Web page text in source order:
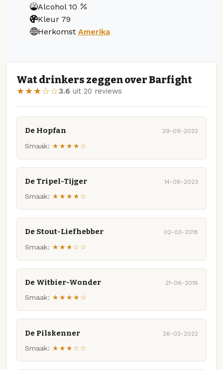
Alcohol 10
Kleur 79
Herkomst Amerika
Wat drinkers zeggen over Barfight
★★★☆☆3.6 uit 20 reviews
De Hopfan 29-09-2022
Smaak: ★★★★☆
De Tripel-Tijger 14-08-2023
Smaak: ★★★★☆
De Stout-Liefhebber 02-03-2018
Smaak: ★★★☆☆
De Witbier-Wonder 21-06-2018
Smaak: ★★★★☆
De Pilskenner 26-03-2022
Smaak: ★★★☆☆